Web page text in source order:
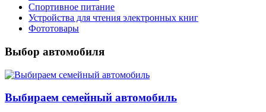
Спортивное питание
Устройства для чтения электронных книг
Фототовары
Выбор автомобиля
Выбираем семейный автомобиль